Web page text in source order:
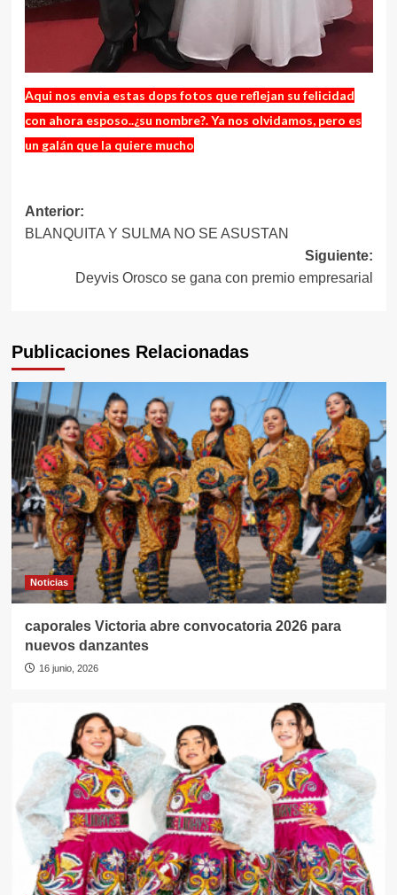
Aqui nos envia estas dops fotos que reflejan su felicidad
con ahora esposo..¿su nombre?. Ya nos olvidamos, pero es
un galán que la quiere mucho
Navegación
de
entradas
Anterior:
BLANQUITA Y SULMA NO SE ASUSTAN
Siguiente:
Deyvis Orosco se gana con premio empresarial
Publicaciones Relacionadas
Noticias
caporales Victoria abre convocatoria 2026 para
nuevos danzantes
16 junio, 2026